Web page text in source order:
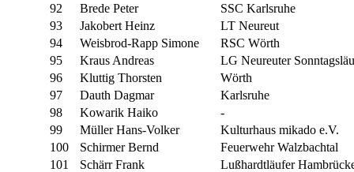
92
Brede Peter
SSC Karlsruhe
93
Jakobert Heinz
LT Neureut
94
Weisbrod-Rapp Simone
RSC Wörth
95
Kraus Andreas
LG Neureuter
96
Kluttig Thorsten
Wörth
97
Dauth Dagmar
Karlsruhe
98
Kowarik Haiko
-
99
Müller Hans-Volker
Kulturhaus mikado e.V.
100
Schirmer Bernd
Feuerwehr Walzbachtal
101
Schärr Frank
Lußhardtläufer